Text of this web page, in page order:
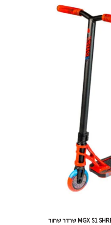
קורקינט פעלולים MGX S1 SHREDDER שרדר שחור